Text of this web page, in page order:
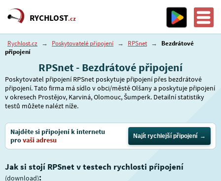
RYCHLOST.cz
Rychlost.cz → Poskytovatelé připojení → RPSnet →
Bezdrátové
připojení
RPSnet - Bezdrátové připojení
Poskytovatel připojení RPSnet poskytuje připojení přes bezdrátové
připojení. Tato firma má sídlo v obci/městě Olšany a poskytuje připojení
v okresech Prostějov, Karviná, Olomouc, Šumperk. Detailní statistiky
testů můžete nalézt níže.
Najděte si připojení k internetu
provaši adresu Najít rychlejší připojení
Jak si stojí RPSnet v testech rychlosti připojení
(download):